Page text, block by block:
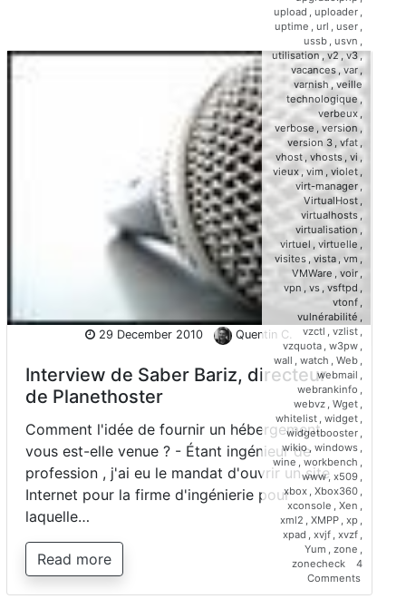
29 December 2010 Quentin C.
Interview de Saber Bariz, directeur
de Planethoster
Comment l'idée de fournir un hébergement
vous est-elle venue ? - Étant ingénieur de
profession , j'ai eu le mandat d'ouvrir un site
Internet pour la firme d'ingénierie pour
laquelle…
Read more
upload , uploader ,
uptime , url , user ,
ussb , usvn ,
utilisation,v2,v3,
vacances , var,
varnish , veille
technologique ,
verbeux ,
verbose ,version,
version 3 ,vfat ,
vhost , vhosts , vi ,
vieux , vim , violet,
virt-manager ,
VirtualHost ,
virtualhosts ,
virtualisation ,
virtuel, virtuelle ,
visites , vista , vm ,
VMWare , voir ,
vpn , vs , vsftpd ,
vtonf ,
vulnérabilité ,
vzctl , vzlist ,
vzquota , w3pw ,
wall , watch , Web ,
webmail ,
webrankinfo ,
webvz , Wget ,
whitelist , widget ,
widgetbooster ,
wikio, windows ,
wine , workbench ,
www, x509 ,
xbox , Xbox360 ,
xconsole , Xen ,
xml2 , XMPP , xp ,
xpad , xvjf , xvzf ,
Yum , zone ,
zonecheck
4
Commentson
Interview